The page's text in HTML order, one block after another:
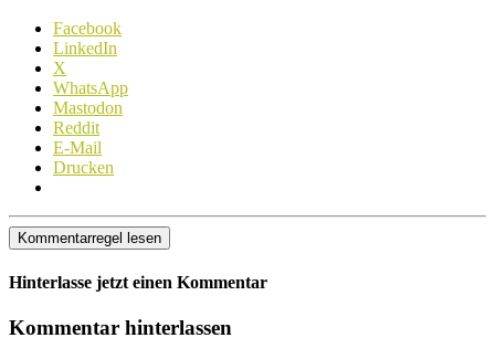
Facebook
LinkedIn
X
WhatsApp
Mastodon
Reddit
E-Mail
Drucken
Kommentarregel lesen
Hinterlasse jetzt einen Kommentar
Kommentar hinterlassen